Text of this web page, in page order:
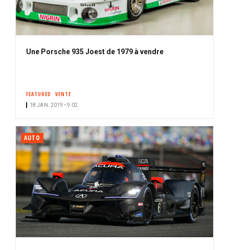
Une Porsche 935 Joest de 1979 à vendre
FEATURED VENTE
18 JAN. 2019 • 9:02
AUTO